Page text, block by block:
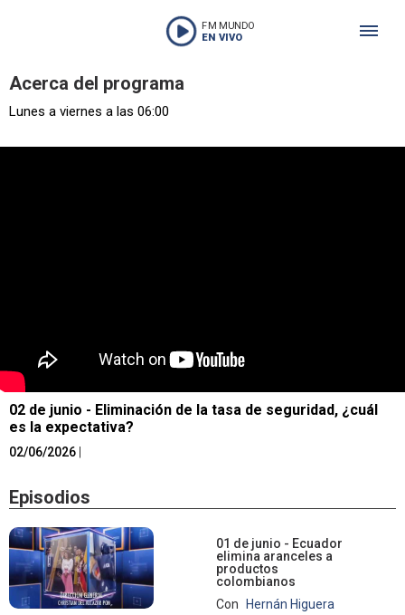
FM MUNDO
EN VIVO
02 de junio - Eliminación de la tasa de seguridad, ¿cuál
es la expectativa?
02/06/2026
Episodios
01 de junio - Ecuador
elimina aranceles a
productos
colombianos
Con
Hernán Higuera
Acerca del programa
Lunes a viernes a las 06:00